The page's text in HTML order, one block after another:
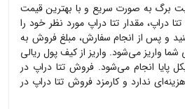
برگ به صورت سریع و با بهترین قیمت
تتا دراپ، مقدار تتا دراپ مورد نظر خود را
و پس از انجام سفارش، مبلغ فروش به
واریز می‌شود. واریز از کیف پول ریالی
پایا انجام می‌شود. فروشتتا دراپ در
ندارد و کارمزد فروش تتا دراپ در